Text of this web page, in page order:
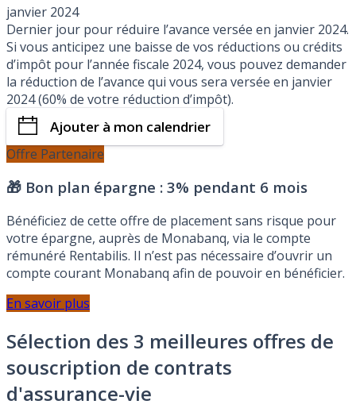
janvier 2024
Dernier jour pour réduire l’avance versée en janvier 2024.
Si vous anticipez une baisse de vos réductions ou crédits
d’impôt pour l’année fiscale 2024, vous pouvez demander
la réduction de l’avance qui vous sera versée en janvier
2024 (60% de votre réduction d’impôt).
Ajouter à mon calendrier
Offre Partenaire
🎁 Bon plan épargne : 3% pendant 6 mois
Bénéficiez de cette offre de placement sans risque pour
votre épargne, auprès de Monabanq, via le compte
rémunéré Rentabilis. Il n’est pas nécessaire d’ouvrir un
compte courant Monabanq afin de pouvoir en bénéficier.
En savoir plus
Sélection des 3 meilleures offres de
souscription de contrats
d'assurance-vie